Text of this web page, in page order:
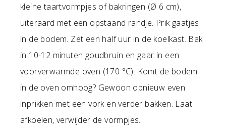
kleine taartvormpjes of bakringen (Ø 6 cm),
uiteraard met een opstaand randje. Prik gaatjes
in de bodem. Zet een half uur in de koelkast. Bak
in 10-12 minuten goudbruin en gaar in een
voorverwarmde oven (170 °C). Komt de bodem
in de oven omhoog? Gewoon opnieuw even
inprikken met een vork en verder bakken. Laat
afkoelen, verwijder de vormpjes.